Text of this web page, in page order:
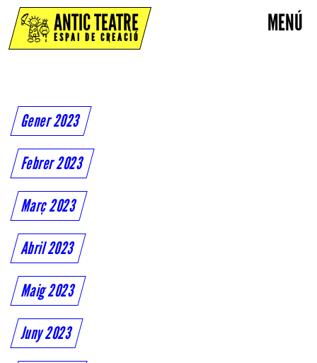
MENÚ
ANTIC TEATRE
ESPAI DE CREACIÓ
Gener 2023
Febrer 2023
Març 2023
Abril 2023
Maig 2023
Juny 2023